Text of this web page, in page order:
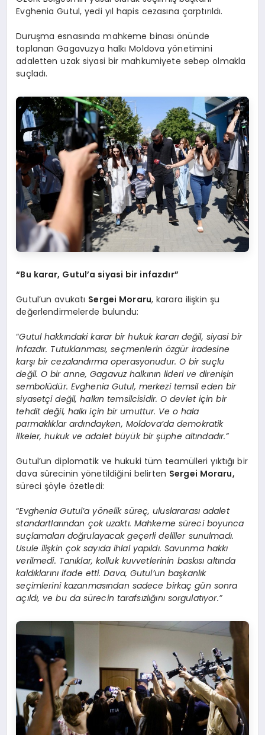
Evghenia Gutul, yedi yıl hapis cezasına çarptırıldı.
Duruşma esnasında mahkeme binası önünde
toplanan Gagavuzya halkı Moldova yönetimini
adaletten uzak siyasi bir mahkumiyete sebep olmakla
suçladı.
“Bu karar, Gutul’a siyasi bir infazdır”
Gutul’un avukatı Sergei Moraru, karara ilişkin şu
değerlendirmelerde bulundu:
“Gutul hakkındaki karar bir hukuk kararı değil, siyasi bir
infazdır. Tutuklanması, seçmenlerin özgür iradesine
karşı bir cezalandırma operasyonudur. O bir suçlu
değil. O bir anne, Gagavuz halkının lideri ve direnişin
sembolüdür. Evghenia Gutul, merkezi temsil eden bir
siyasetçi değil, halkın temsilcisidir. O devlet için bir
tehdit değil, halkı için bir umuttur. Ve o hala
parmaklıklar ardındayken, Moldova’da demokratik
ilkeler, hukuk ve adalet büyük bir şüphe altındadır.”
Gutul’un diplomatik ve hukuki tüm teamülleri yıktığı bir
dava sürecinin yönetildiğini belirten Sergei Moraru,
süreci şöyle özetledi:
“Evghenia Gutul’a yönelik süreç, uluslararası adalet
standartlarından çok uzaktı. Mahkeme süreci boyunca
suçlamaları doğrulayacak geçerli deliller sunulmadı.
Usule ilişkin çok sayıda ihlal yapıldı. Savunma hakkı
verilmedi. Tanıklar, kolluk kuvvetlerinin baskısı altında
kaldıklarını ifade etti. Dava, Gutul’un başkanlık
seçimlerini kazanmasından sadece birkaç gün sonra
açıldı, ve bu da sürecin tarafsızlığını sorgulatıyor.”